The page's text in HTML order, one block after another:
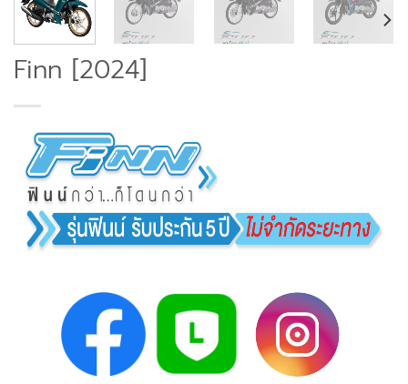
Finn [2024]